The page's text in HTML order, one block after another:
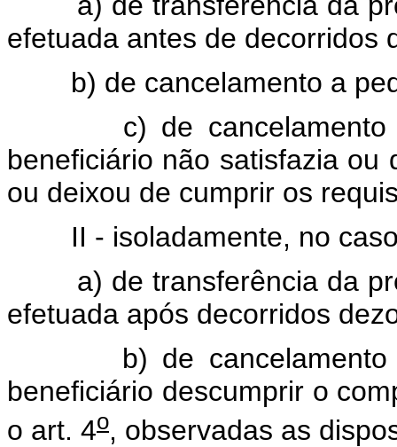
efetuada antes de decorridos
b) de cancelamento a
c) de cancelamento de
beneficiário não satisfazia ou
ou deixou de cumprir os
II - isoladamente, no
a) de transferência da
efetuada após decorridos
b) de cancelamento de
beneficiário descumprir o
o art. 4o, observadas as